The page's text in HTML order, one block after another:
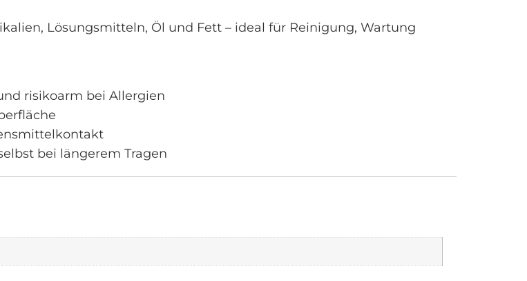
Lösungsmitteln, Öl und Fett – ideal für Reinigung, Wartung
risikoarm bei Allergien
bei längerem Tragen